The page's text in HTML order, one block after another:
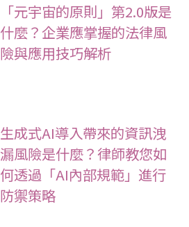
「元宇宙的原則」第2.0版是
什麼？企業應掌握的法律風
險與應用技巧解析
生成式AI導入帶來的資訊洩
漏風險是什麼？律師教您如
何透過「AI內部規範」進行
防禦策略